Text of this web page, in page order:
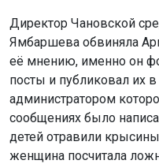
Директор Чановской
Ямбаршева обвиняла
её мнению, именно он
посты и публиковал их
администратором
сообщениях было
детей отравили
женщина посчитала